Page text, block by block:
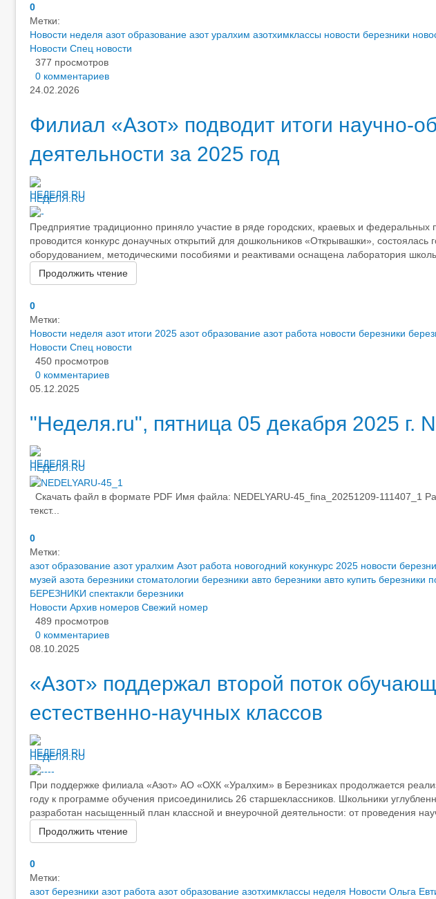
0
Метки:
Новости неделя азот образование азот уралхим азотхимклассы новости березники
Новости Спец новости
377 просмотров
0 комментариев
24.02.2026
Филиал «Азот» подводит итоги научно-
деятельности за 2025 год
НЕДЕЛЯ.RU
Предприятие традиционно приняло участие в ряде городских, краевых и
проводится конкурс донаучных открытий для дошкольников «Открывашки»,
оборудованием, методическими пособиями и реактивами оснащена лаборатория
Продолжить чтение
0
Метки:
Новости неделя азот итоги 2025 азот образование азот работа новости березники
Новости Спец новости
450 просмотров
0 комментариев
05.12.2025
"Неделя.ru", пятница 05 декабря 2025 г.
НЕДЕЛЯ.RU
Скачать файл в формате PDF Имя файла: NEDELYARU-45_fina_20251209-111407_1
текст...
0
Метки:
азот образование азот уралхим Азот работа новогодний кокункурс 2025 новости
музей азота березники стоматологии березники авто березники авто купить березники
БЕРЕЗНИКИ спектакли березники
Новости Архив номеров Свежий номер
489 просмотров
0 комментариев
08.10.2025
«Азот» поддержал второй поток
естественно-научных классов
НЕДЕЛЯ.RU
При поддержке филиала «Азот» АО «ОХК «Уралхим» в Березниках продолжается
году к программе обучения присоединились 26 старшеклассников. Школьники
разработан насыщенный план классной и внеурочной деятельности: от проведения
Продолжить чтение
0
Метки:
азот березники азот работа азот образование азотхимклассы неделя Новости Ольга